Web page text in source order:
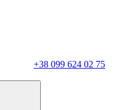
+38 099 624 02 75